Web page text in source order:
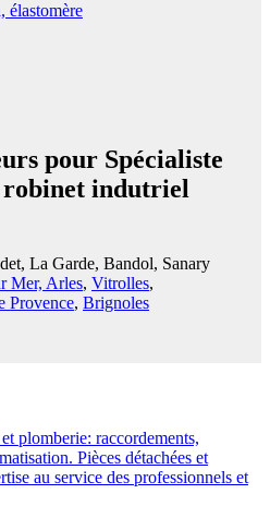
élastomère
pour Spécialiste
indutriel
La Garde, Bandol, Sanary
Mer, Arles, Vitrolles,
Provence, Brignoles
plomberie: raccordements,
Pièces détachées et
au service des professionnels et